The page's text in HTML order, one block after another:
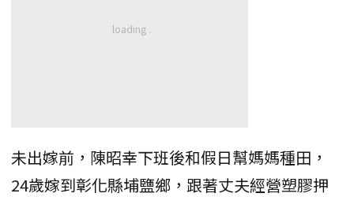
未出嫁前，陳昭幸下班後和假日幫媽媽種田，
24歲嫁到彰化縣埔鹽鄉，跟著丈夫經營塑膠押